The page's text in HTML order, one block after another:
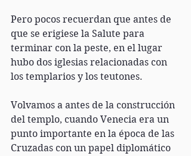
Pero pocos recuerdan que antes de
que se erigiese la Salute para
terminar con la peste, en el lugar
hubo dos iglesias relacionadas con
los templarios y los teutones.
Volvamos a antes de la construcción
del templo, cuando Venecia era un
punto importante en la época de las
Cruzadas con un papel diplomático